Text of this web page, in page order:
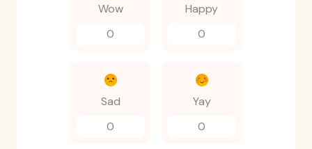
Wow
0
Happy
0
Sad
0
Yay
0